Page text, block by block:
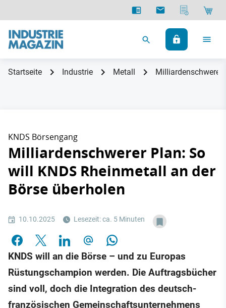
Startseite Industrie Metall Milliardenschwerer
KNDS Börsengang
Milliardenschwerer Plan: So
will KNDS Rheinmetall an der
Börse überholen
10.10.2025 Lesezeit: ca. 5 Minuten
KNDS will an die Börse – und zu Europas
Rüstungschampion werden. Die Auftragsbücher
sind voll, doch die Integration des deutsch-
französischen Gemeinschaftsunternehmens